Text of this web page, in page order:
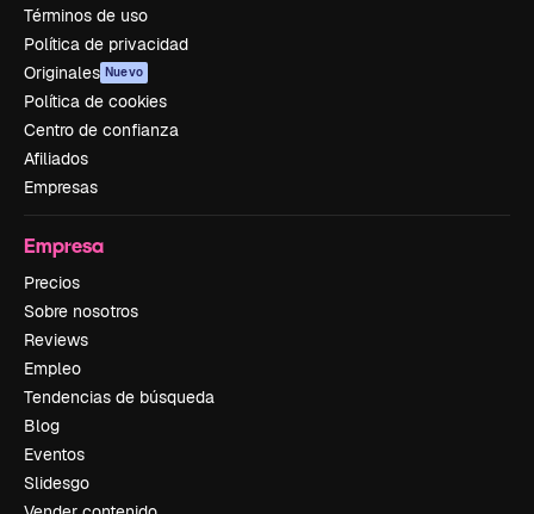
Términos de uso
Política de privacidad
Originales Nuevo
Política de cookies
Centro de confianza
Afiliados
Empresas
Empresa
Precios
Sobre nosotros
Reviews
Empleo
Tendencias de búsqueda
Blog
Eventos
Slidesgo